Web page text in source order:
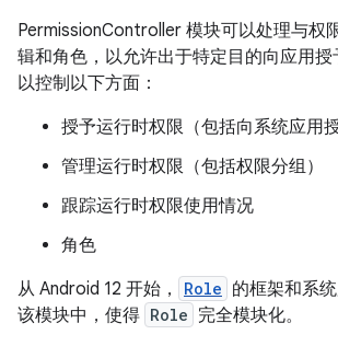
PermissionController 模块可以处理与权
辑和角色，以允许出于特定目的向应用
以控制以下方面：
授予运行时权限（包括向系统应用授
管理运行时权限（包括权限分组）
跟踪运行时权限使用情况
角色
从 Android 12 开始，
Role 的框架和系
该模块中，使得 Role 完全模块化。